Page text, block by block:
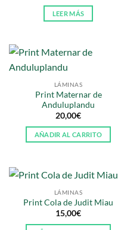
LEER MÁS
LÁMINAS
Print Maternar de
Anduluplandu
20,00€
AÑADIR AL CARRITO
LÁMINAS
Print Cola de Judit Miau
15,00€